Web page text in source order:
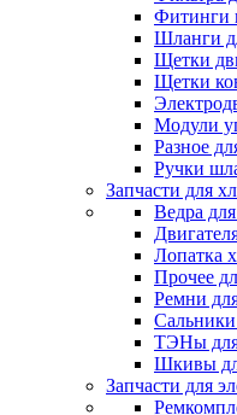
Фитинги
Шланги
Щетки
Щетки
Модули
Разное
Ручки
Запчасти для
Ведра
Лопатка
Прочее
Ремни
Сальники
ТЭНы для
Шкивы
Запчасти для